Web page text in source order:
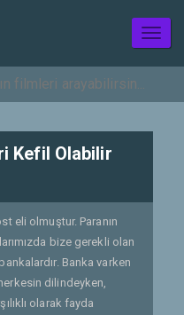
Kefil Olabilir
eli olmuştur. Paranın
bize gerekli olan
Banka varken
dilindeyken,
olarak fayda